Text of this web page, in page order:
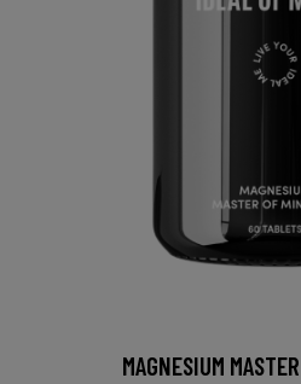
MAGNESIUM